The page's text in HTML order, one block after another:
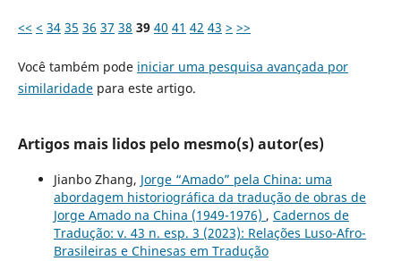
<< < 34 35 36 37 38 39 40 41 42 43 > >>
Você também pode iniciar uma pesquisa avançada por
similaridadepara este artigo.
Artigos mais lidos pelo mesmo(s) autor(es)
Jianbo Zhang, Jorge “Amado” pela China: uma
abordagem historiográfica da tradução de obras de
Jorge Amado na China (1949-1976) , Cadernos de
Tradução: v. 43 n. esp. 3 (2023): Relações Luso-Afro-
Brasileiras e Chinesas em Tradução